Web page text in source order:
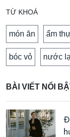
TỪ KHOÁ
món ăn ẩm
bóc vỏ nước
BÀI VIẾT NỔI